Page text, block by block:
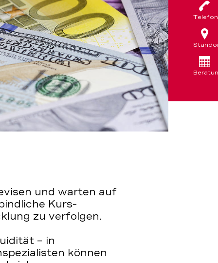
Telefon
und warten auf
Kurs-
zu verfolgen.
– in
können